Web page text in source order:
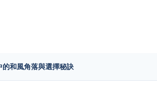
和風角落與選擇秘訣